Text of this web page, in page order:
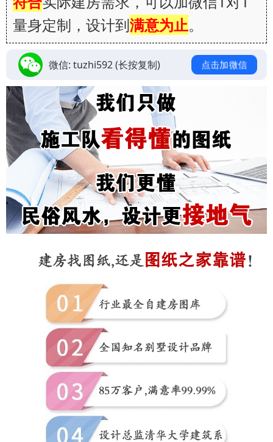
量身定制，设计到满意为止。
微信: tuzhi592(长按复制) 点击加微信